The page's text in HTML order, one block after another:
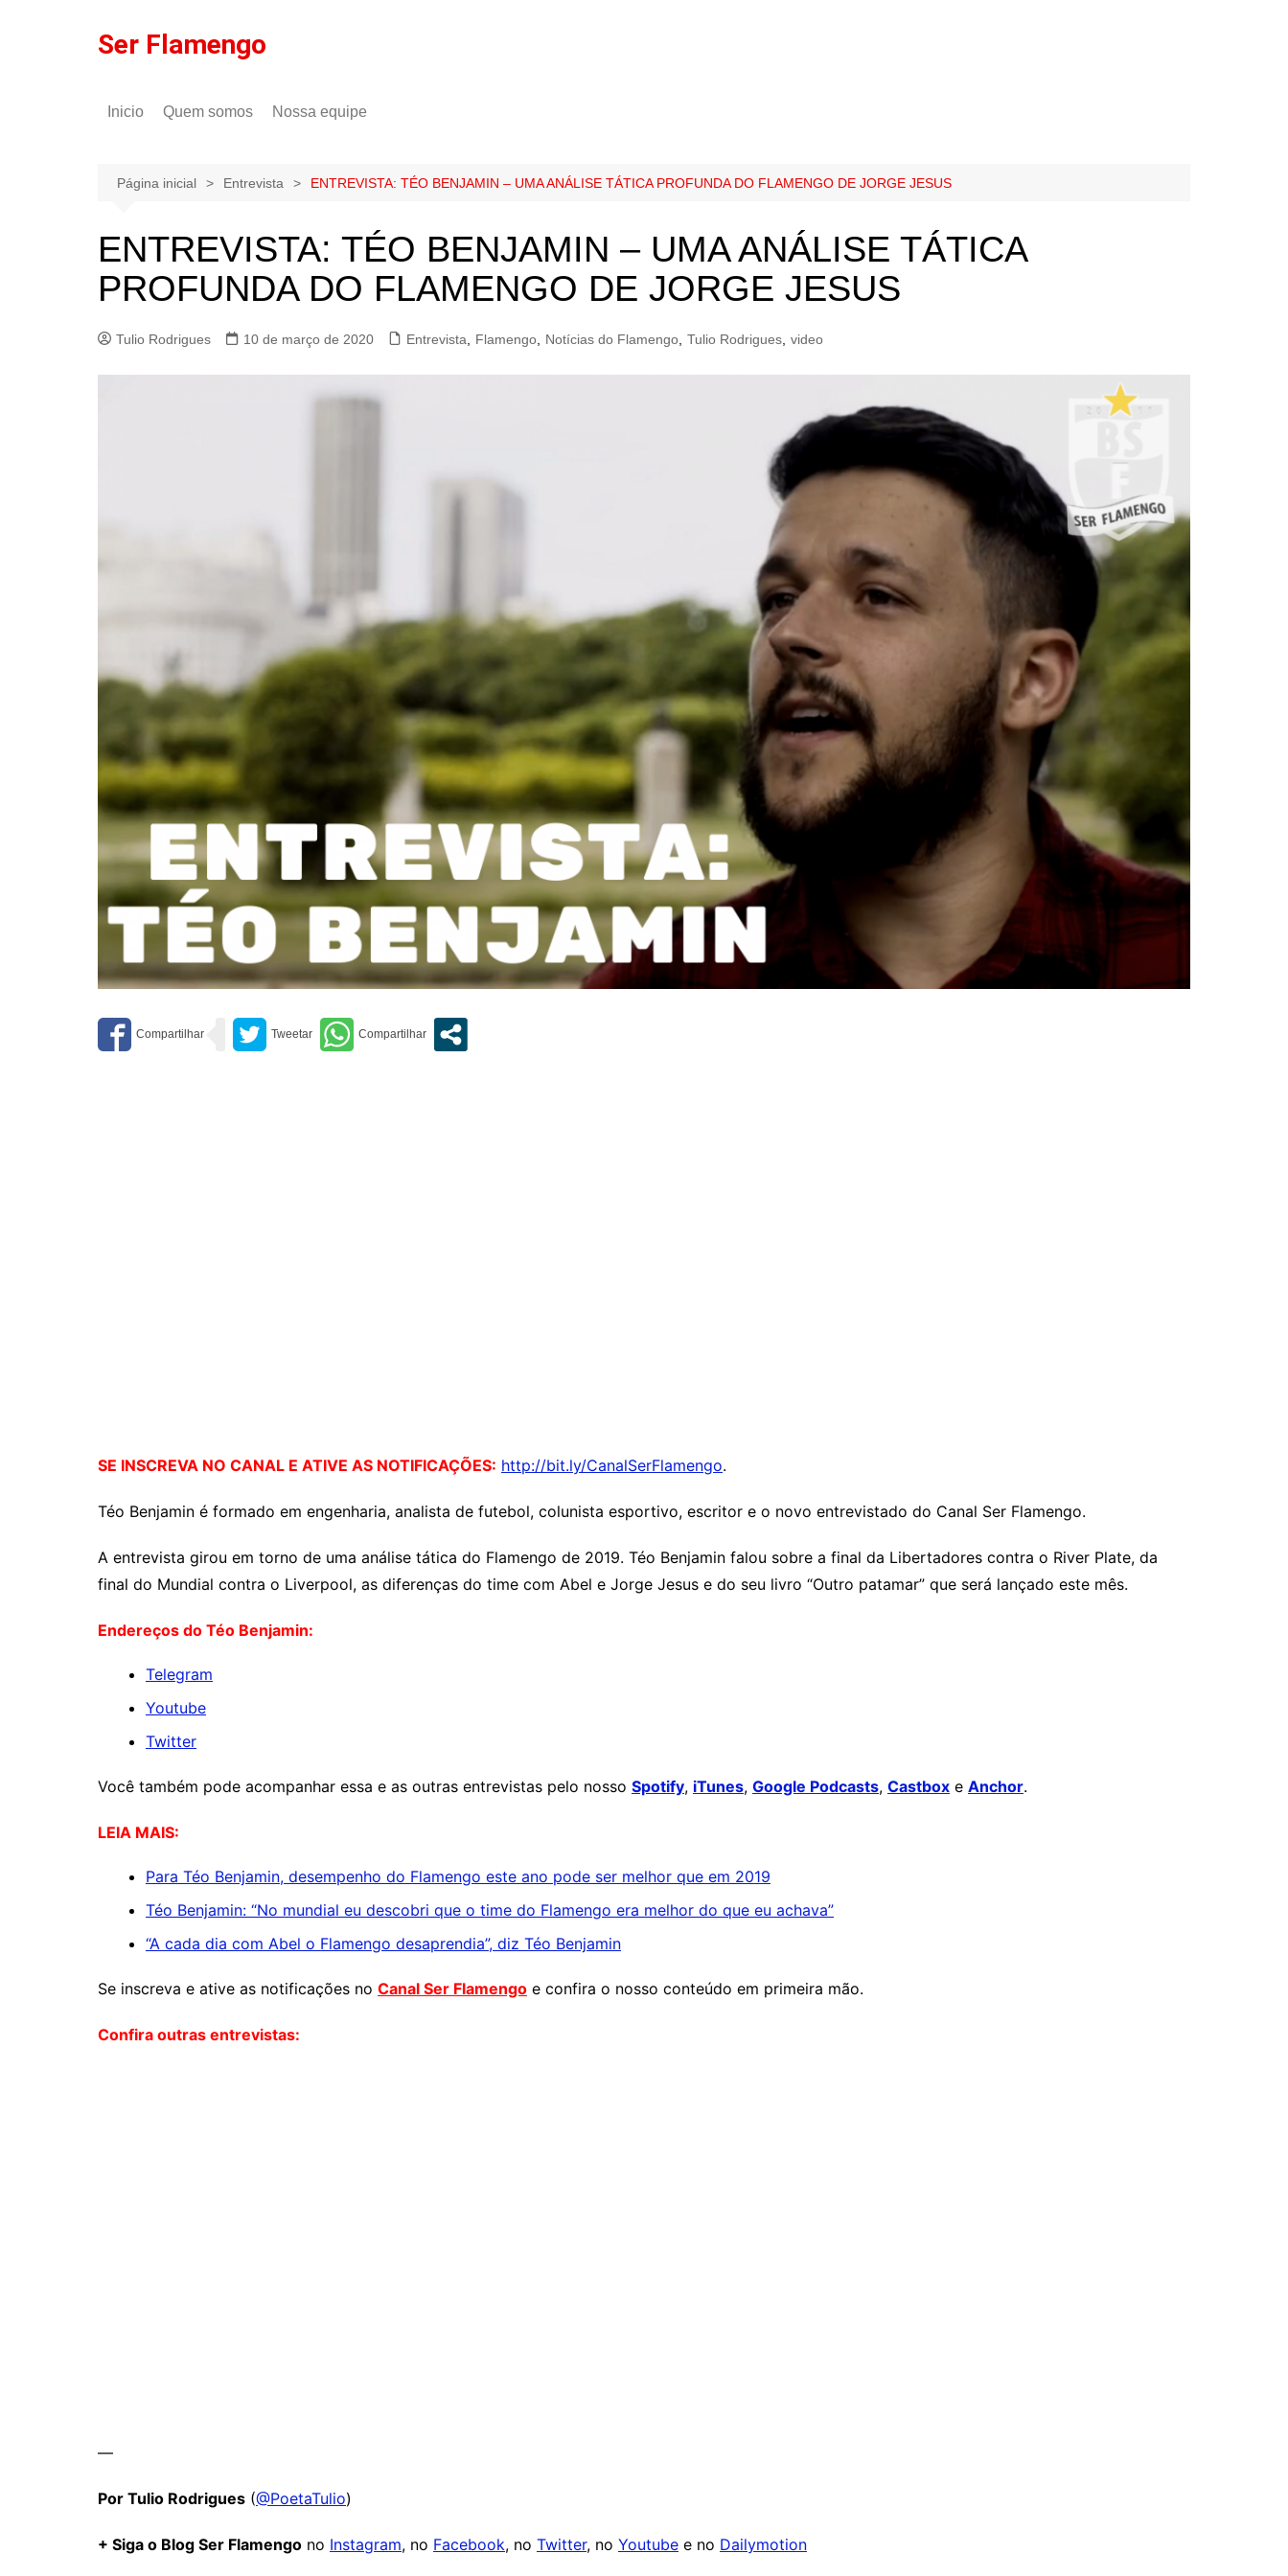
Ser Flamengo
Inicio Quem somos
Política de privacidade
Nossa equipe
Gilson Lima
Página inicial Entrevista ENTREVISTA: TÉO BENJAMIN – UMA ANÁLISE TÁTICA PROFUNDA DO FLAMENGO DE JORGE JESUS
ENTREVISTA: TÉO BENJAMIN – UMA ANÁLISE TÁTICA
PROFUNDA DO FLAMENGO DE JORGE JESUS
Tulio Rodrigues 10 de março de 2020 Entrevista Flamengo Notícias do Flamengo Tulio Rodrigues video
SE INSCREVA NO CANAL E ATIVE AS NOTIFICAÇÕES: http://bit.ly/CanalSerFlamengo.
Téo Benjamin é formado em engenharia, analista de futebol, colunista esportivo, escritor e o novo entrevistado do Canal Ser Flamengo.
A entrevista girou em torno de uma análise tática do Flamengo de 2019. Téo Benjamin falou sobre a final da Libertadores contra o River Plate, da
final do Mundial contra o Liverpool, as diferenças do time com Abel e Jorge Jesus e do seu livro “Outro patamar” que será lançado este mês.
Endereços do Téo Benjamin:
Telegram
Youtube
Twitter
Você também pode acompanhar essa e as outras entrevistas pelo nosso Spotify, iTunes, Google Podcasts, Castbox e Anchor.
LEIA MAIS:
Para Téo Benjamin, desempenho do Flamengo este ano pode ser melhor que em 2019
Téo Benjamin: “No mundial eu descobri que o time do Flamengo era melhor do que eu achava”
“A cada dia com Abel o Flamengo desaprendia”, diz Téo Benjamin
Se inscreva e ative as notificações no Canal Ser Flamengo e confira o nosso conteúdo em primeira mão.
Confira outras entrevistas:
—
Por Tulio Rodrigues (@PoetaTulio)
+ Siga o Blog Ser Flamengo no Instagram, no Facebook, no Twitter, no Youtube e no Dailymotion